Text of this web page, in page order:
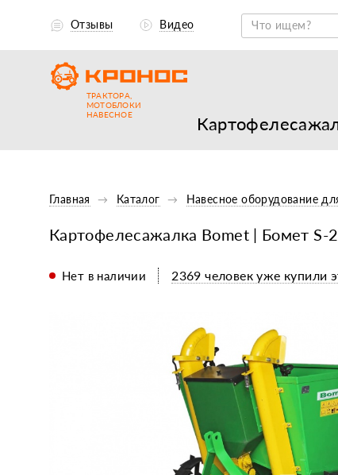
Отзывы Видео
ТРАКТОРА,
МОТОБЛОКИ
НАВЕСНОЕ
Главная Каталог Навесное оборудование
Картофелесажалка Bomet | Бомет
Нет в наличии 2369 человек уже купили